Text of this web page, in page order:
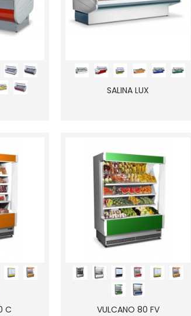
SALINA LUX
C VULCANO 80 FV